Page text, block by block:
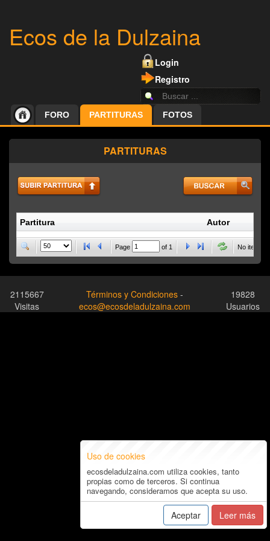
Ecos de la Dulzaina
Login
Registro
FORO PARTITURAS FOTOS
PARTITURAS
Partitura Autor
Page of 1 No items
2115667
Visitas
Términos y Condiciones -
ecos@ecosdeladulzaina.com
19828
Usuarios
Uso de cookies
ecosdeladulzaina.com utiliza cookies, tanto
propias como de terceros. Si continua
navegando, consideramos que acepta su uso.
Aceptar Leer más